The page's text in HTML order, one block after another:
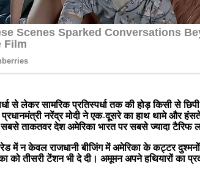
से लेकर सामरिक प्रतिस्पर्धा तक की होड़ किसी से
प्रधानमंत्री नरेंद्र मोदी ने एक-दूसरे का हाथ थामे और
ताकतवर देश अमेरिका भारत पर सबसे ज्यादा टैरिफ
परेड में न केवल राजधानी बीजिंग में अमेरिका के कट्टर
को तीसरी टेंशन भी दे दी। अमूमन अपने हथियारों का